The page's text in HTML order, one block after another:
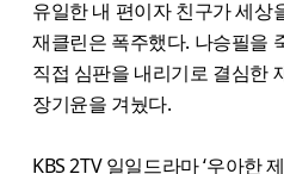
유일한 내 편이자 친구가 세상
재클린은 폭주했다. 나승필을
직접 심판을 내리기로 결심한
장기윤을 겨눴다.
KBS 2TV 일일드라마 ‘우아한